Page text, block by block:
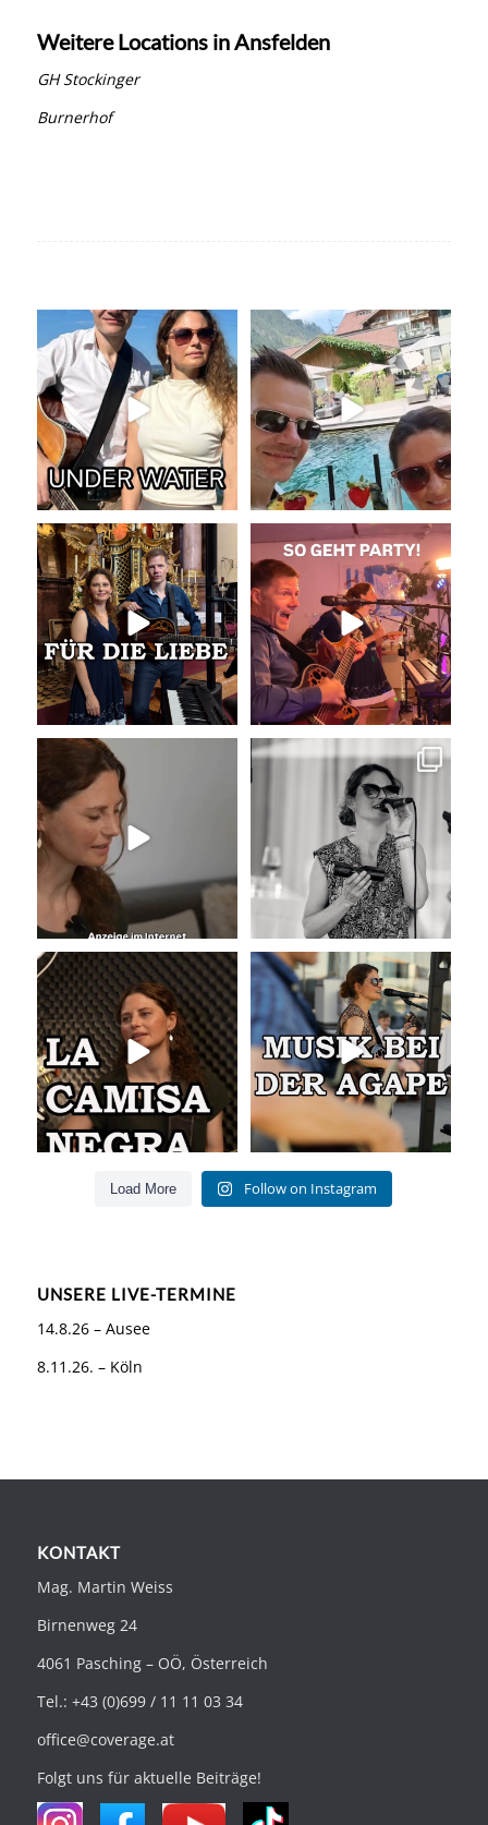
Weitere Locations in Ansfelden
GH Stockinger
Burnerhof
Under Water (@officialavec
Acoustic Cover) ...
48 4
Livemusik, Urlaubsfeeling und
gute Drinks...
20 0
Unser Geheimtipp für die
Trauung
Wir...
35 0
So geht Party!
Was für eine tolle...
46 0
Unser Kennenlernen vor 15
Jahren
Vor 15
36
Sommer, Sonne, Gefühle bei der
Agape!
...
41 0
La Camisa Negra
Wir lieben...
51 0
Musik bei der Agape
Was passiert...
54 4
Load More Follow on Instagram
UNSERE LIVE-TERMINE
14.8.26 – Ausee
8.11.26. – Köln
KONTAKT
Mag. Martin Weiss
Birnenweg 24
4061 Pasching – OÖ, Österreich
Tel.: +43 (0)699 / 11 11 03 34
office@coverage.at
Folgt uns für aktuelle Beiträge!